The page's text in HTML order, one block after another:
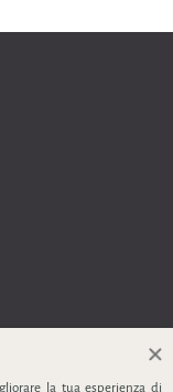
la tua esperienza di